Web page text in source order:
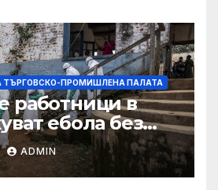
ТЪРГОВСКО-ПРОМИШЛЕНА ПАЛАТА
работници в
ебола без
докато СЗО
ADMIN